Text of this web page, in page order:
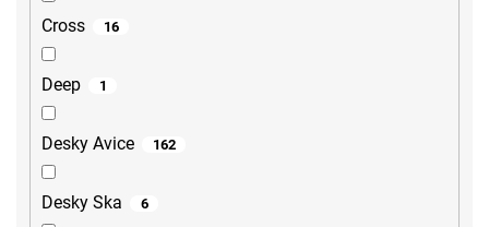
Cross 16
Deep 1
Desky Avice 162
Desky Ska 6